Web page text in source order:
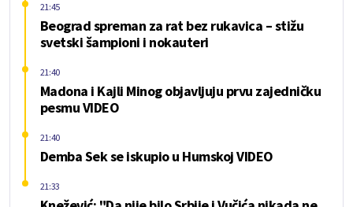
Beograd spreman za rat bez rukavica – stižu
svetski šampioni i nokauteri
21:45
Madona i Kajli Minog objavljuju prvu zajedničku
pesmu VIDEO
21:40
Demba Sek se iskupio u Humskoj VIDEO
21:40
21:33